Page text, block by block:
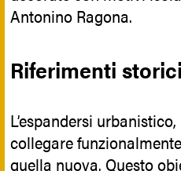
Antonino Ragona.
Riferimenti storici
L’espandersi
collegare
quella nuova. Questo